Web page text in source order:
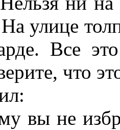
На улице
Все
что
вы не